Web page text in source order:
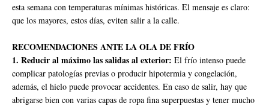
esta semana con temperaturas mínimas históricas. El mensaje es claro:
que los mayores, estos días, eviten salir a la calle.
RECOMENDACIONES ANTE LA OLA DE FRÍO
1. Reducir al máximo las salidas al exterior: El frío intenso puede
complicar patologías previas o producir hipotermia y congelación,
además, el hielo puede provocar accidentes. En caso de salir, hay que
abrigarse bien con varias capas de ropa fina superpuestas y tener mucho